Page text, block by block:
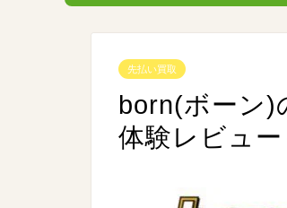
先払い買取
born(ボーン)
体験レビュ